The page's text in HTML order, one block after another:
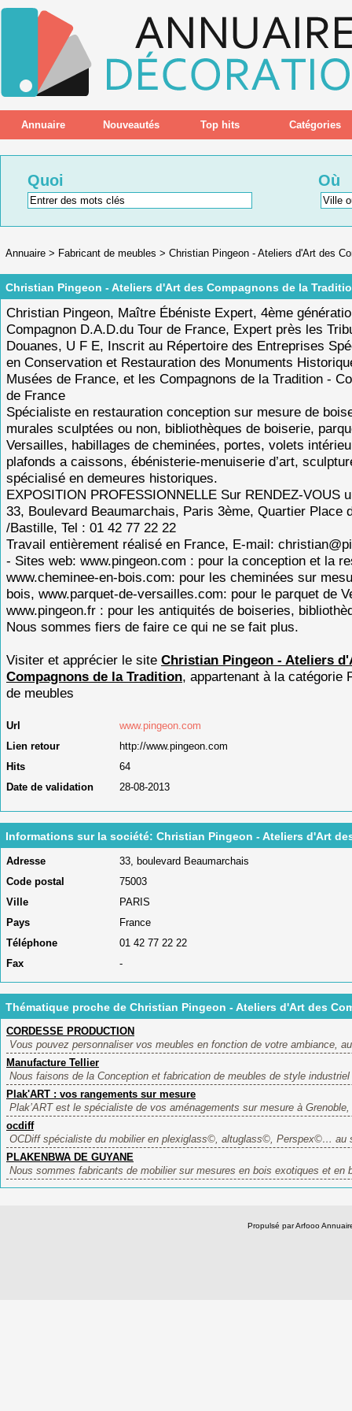
Annuaire Nouveautés Top hits Catégories
Quoi Où
Annuaire > Fabricant de meubles > Christian Pingeon - Ateliers d'Art des
Christian Pingeon - Ateliers d'Art des Compagnons de la
Christian Pingeon, Maître Ébéniste Expert, 4ème
Compagnon D.A.D.du Tour de France, Expert près les
Douanes, U F E, Inscrit au Répertoire des Entreprises
en Conservation et Restauration des Monuments
Musées de France, et les Compagnons de la Tradition -
de France
Spécialiste en restauration conception sur mesure de
murales sculptées ou non, bibliothèques de boiserie,
Versailles, habillages de cheminées, portes, volets
plafonds a caissons, ébénisterie-menuiserie d’art,
spécialisé en demeures historiques.
EXPOSITION PROFESSIONNELLE Sur RENDEZ-VOUS
33, Boulevard Beaumarchais, Paris 3ème, Quartier Place
/Bastille, Tel : 01 42 77 22 22
Travail entièrement réalisé en France, E-mail:
- Sites web: www.pingeon.com : pour la conception et la
www.cheminee-en-bois.com: pour les cheminées sur
bois, www.parquet-de-versailles.com: pour le parquet de
www.pingeon.fr : pour les antiquités de boiseries,
Nous sommes fiers de faire ce qui ne se fait plus.
Visiter et apprécier le site Christian Pingeon - Ateliers
Compagnons de la Tradition, appartenant à la catégorie
de meubles
Url
www.pingeon.com
Lien retour
http://www.pingeon.com
Hits
64
Date de validation
28-08-2013
Informations sur la société: Christian Pingeon - Ateliers d'Art
Adresse
33, boulevard Beaumarchais
Code postal
75003
Ville
PARIS
Pays
France
Téléphone
01 42 77 22 22
Fax
-
Thématique proche de Christian Pingeon - Ateliers d'Art des
CORDESSE PRODUCTION
Vous pouvez personnaliser vos meubles en fonction de votre ambiance,
Manufacture Tellier
Nous faisons de la Conception et fabrication de meubles de style
Plak'ART : vos rangements sur mesure
Plak’ART est le spécialiste de vos aménagements sur mesure à
ocdiff
OCDiff spécialiste du mobilier en plexiglass©, altuglass©, Perspex©… au
PLAKENBWA DE GUYANE
Nous sommes fabricants de mobilier sur mesures en bois exotiques et en
Propulsé par Arfooo